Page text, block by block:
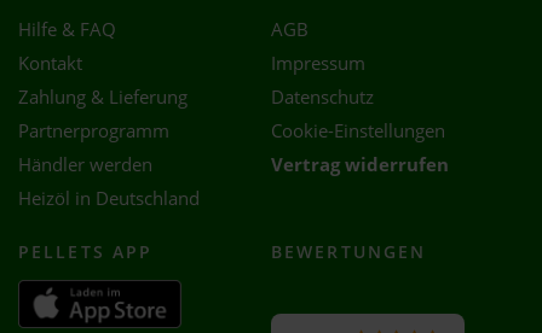
Hilfe & FAQ
Kontakt
Zahlung & Lieferung
Partnerprogramm
Händler werden
Heizöl in Deutschland
AGB
Impressum
Datenschutz
Cookie-Einstellungen
Vertrag widerrufen
PELLETS APP BEWERTUNGEN